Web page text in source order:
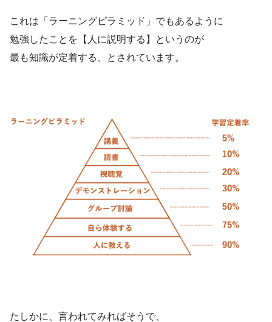
これは「ラーニングピラミッド」でもあるように
勉強したことを【人に説明する】というのが
最も知識が定着する、とされています。
たしかに、言われてみればそうで、